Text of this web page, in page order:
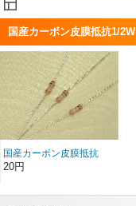
国産カーボン皮膜抵抗1/2W
国産カーボン皮膜抵抗
1/2W小型品 1オーム〜
20円